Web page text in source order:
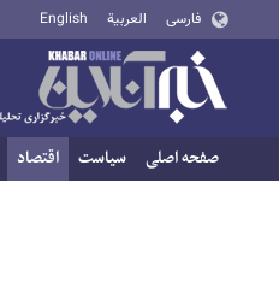
فارسی العربية English
صفحه اصلی سیاست اقتصاد